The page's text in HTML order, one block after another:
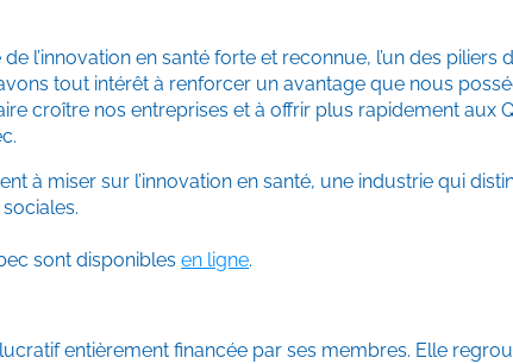
l’innovation en santé forte et reconnue, l’un des
tout intérêt à renforcer un avantage que nous
croître nos entreprises et à offrir plus rapidement
à miser sur l’innovation en santé, une industrie qui
sont disponiblesen ligne.
entièrement financée par ses membres. Elle